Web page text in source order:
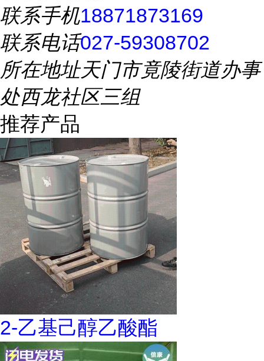
联系手机18871873169
联系电话027-59308702
所在地址天门市竟陵街道办事
处西龙社区三组
推荐产品
2-乙基己醇乙酸酯